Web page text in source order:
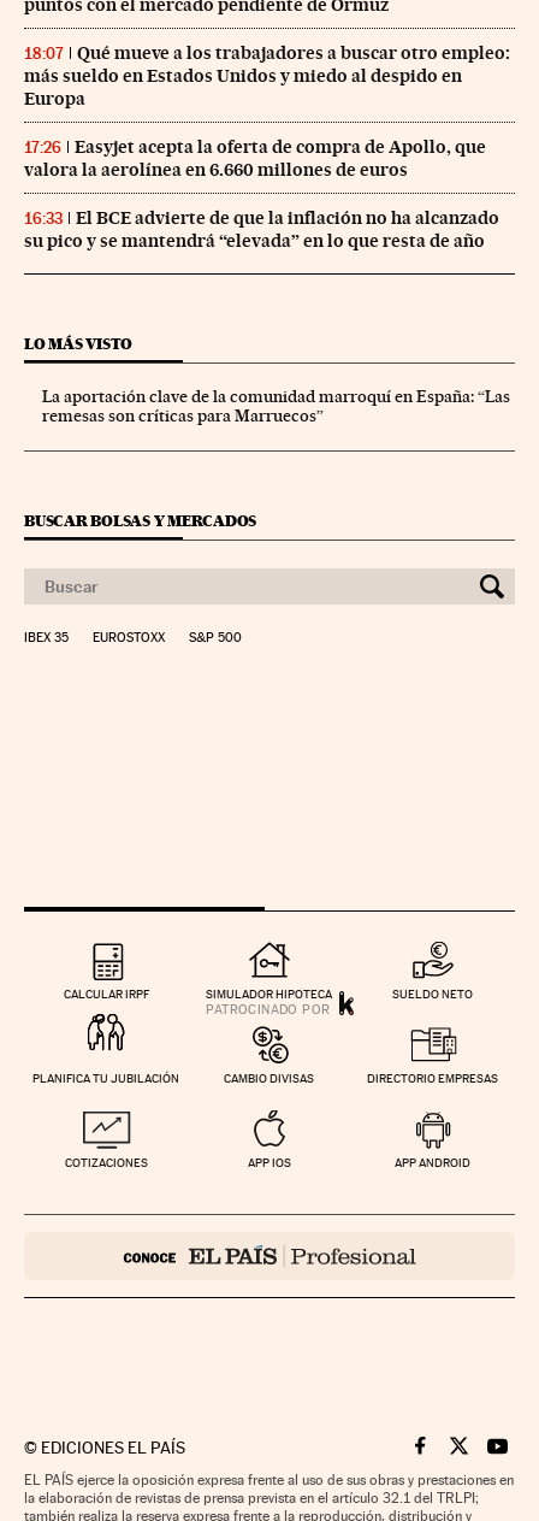
puntos con el mercado pendiente de Ormuz
18:07
Qué mueve a los trabajadores a buscar otro empleo:
más sueldo en Estados Unidos y miedo al despido en
Europa
17:26
Easyjet acepta la oferta de compra de Apollo, que
valora la aerolínea en 6.660 millones de euros
16:33
El BCE advierte de que la inflación no ha alcanzado
su pico y se mantendrá “elevada” en lo que resta de año
LO MÁS VISTO
La aportación clave de la comunidad marroquí en España: “Las
remesas son críticas para Marruecos”
BUSCAR BOLSAS Y MERCADOS
IBEX 35 EUROSTOXX S&P 500
CALCULAR IRPF SIMULADOR HIPOTECA SUELDO NETO
PLANIFICA TU JUBILACIÓN CAMBIO DIVISAS DIRECTORIO EMPRESAS
COTIZACIONES APP IOS APP ANDROID
© EDICIONES EL PAÍS Cinco Días en
Cinco Días
Cinco
EL PAÍS ejerce la oposición expresa frente al uso de sus obras y prestaciones en
la elaboración de revistas de prensa prevista en el artículo 32.1 del TRLPI;
también realiza la reserva expresa frente a la reproducción, distribución y